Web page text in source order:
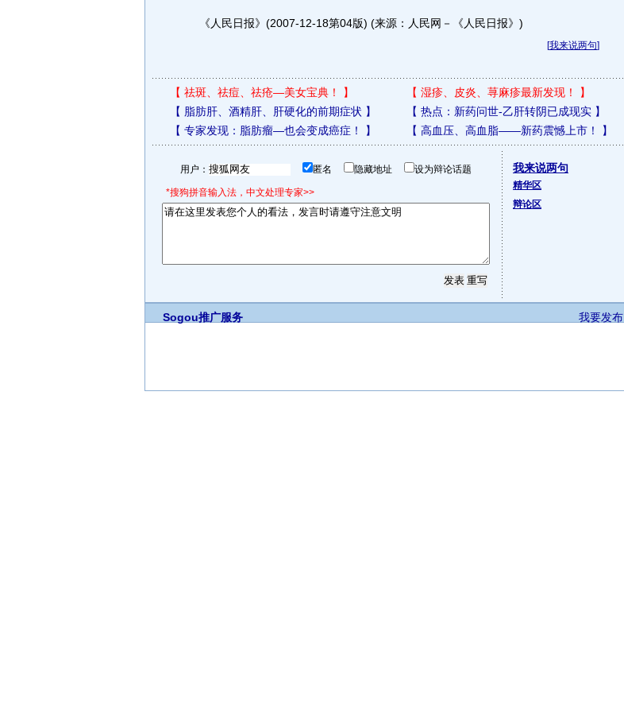
《人民日报》(2007-12-18第04版) (来源：人民网－《人民日报》)
[我来说两句]
【 祛斑、祛痘、祛疮—美女宝典！ 】 【 湿疹、皮炎、荨麻疹最新发现！
】
【 脂肪肝、酒精肝、肝硬化的前期症状 】 【 热点：新药问世-乙肝转阴已成现实】
【 专家发现：脂肪瘤—也会变成癌症！ 】 【 高血压、高血脂——新药震憾上市！ 】
用户： 匿名 隐藏地址 设为辩论话题
*搜狗拼音输入法，中文处理专家>>
我来说两句
精华区
辩论区
我要发布
Sogou推广服务